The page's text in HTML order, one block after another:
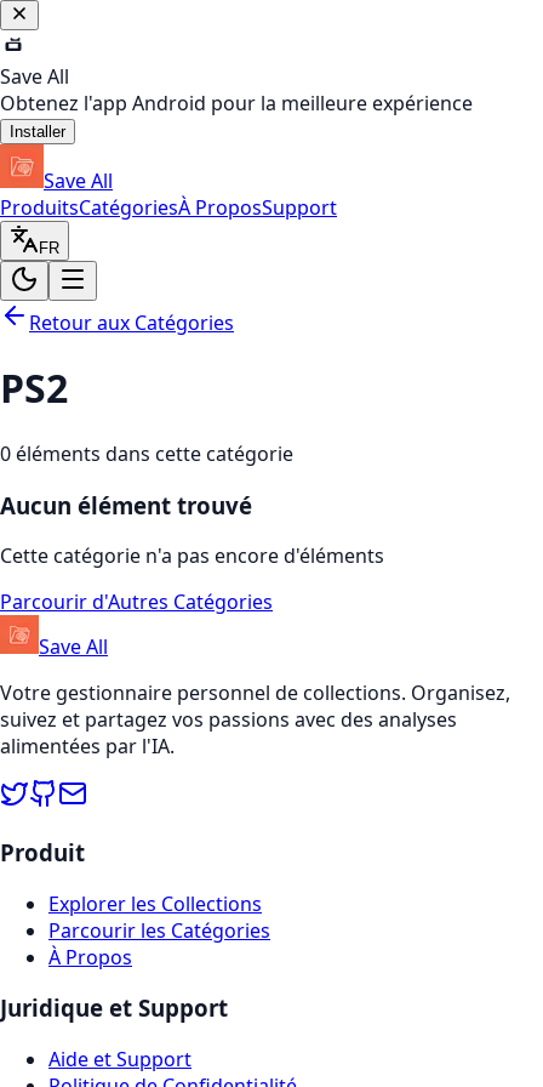
Save All
Obtenez l'app Android pour la meilleure expérience
Installer
Save All
ProduitsCatégoriesÀ ProposSupport
FR
Retour aux Catégories
PS2
0éléments dans cette catégorie
Aucun élément trouvé
Cette catégorie n'a pas encore d'éléments
Parcourir d'Autres Catégories
Save All
Votre gestionnaire personnel de collections. Organisez,
suivez et partagez vos passions avec des analyses
alimentées par l'IA.
Produit
Explorer les Collections
Parcourir les Catégories
À Propos
Juridique et Support
Aide et Support